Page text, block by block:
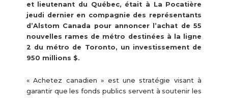
et lieutenant du Québec, était à La Pocatière
jeudi dernier en compagnie des représentants
d’Alstom Canada pour annoncer l’achat de 55
nouvelles rames de métro destinées à la ligne
2 du métro de Toronto, un investissement de
950 millions $.
« Achetez canadien » est une stratégie visant à
garantir que les fonds publics servent à soutenir les